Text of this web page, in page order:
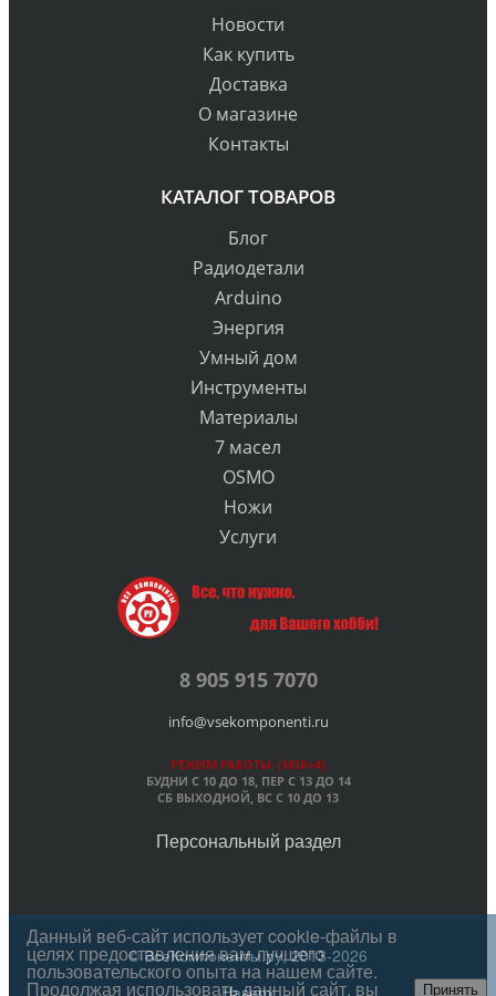
Новости
Как купить
Доставка
О магазине
Контакты
КАТАЛОГ ТОВАРОВ
Блог
Радиодетали
Arduino
Энергия
Умный дом
Инструменты
Материалы
7 масел
OSMO
Ножи
Услуги
8 905 915 7070
info@vsekomponenti.ru
РЕЖИМ РАБОТЫ: (MSK+4)
БУДНИ С 10 ДО 18, ПЕРС 13 ДО 14
СБ ВЫХОДНОЙ, ВС С 10 ДО 13
Персональный раздел
© ВсеКомпоненты.ру, 2013-2026
Данный веб-сайт использует cookie-файлы в
целях предоставления вам лучшего
пользовательского опыта на нашем сайте.
Продолжая использовать данный сайт, вы Принять